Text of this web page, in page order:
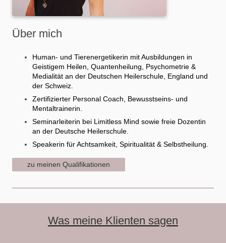
Über mich
Human- und Tierenergetikerin mit Ausbildungen in
Geistigem Heilen, Quantenheilung, Psychometrie &
Medialität an der Deutschen Heilerschule, England und
der Schweiz.
Zertifizierter Personal Coach, Bewusstseins- und
Mentaltrainerin.
Seminarleiterin bei Limitless Mind sowie freie Dozentin
an der Deutsche Heilerschule.
Speakerin für Achtsamkeit, Spiritualität & Selbstheilung.
zu meinen Qualifikationen
Was meine Klienten sagen